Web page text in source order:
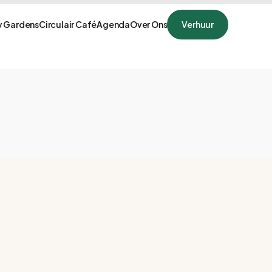
GardensCirculair CaféAgendaOver Ons Verhuur